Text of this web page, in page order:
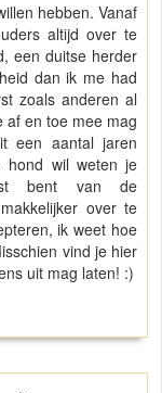
hebben. Vanaf
altijd over te
een duitse herder
dan ik me had
zoals anderen al
af en toe mee mag
een aantal jaren
hond wil weten je
bent van de
over te
ik weet hoe
vind je hier
uit mag laten! :)